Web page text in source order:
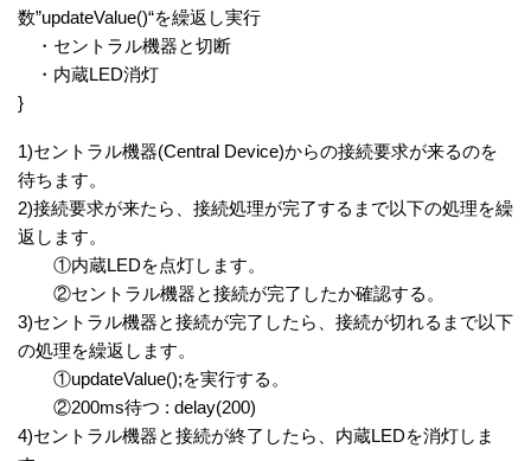
数”updateValue()“を繰返し実行
・セントラル機器と切断
・内蔵LED消灯
}
1)セントラル機器(Central Device)からの接続要求が来るのを
待ちます。
2)接続要求が来たら、接続処理が完了するまで以下の処理を繰
返します。
①内蔵LEDを点灯します。
②セントラル機器と接続が完了したか確認する。
3)セントラル機器と接続が完了したら、接続が切れるまで以下
の処理を繰返します。
①updateValue();を実行する。
②200ms待つ : delay(200)
4)セントラル機器と接続が終了したら、内蔵LEDを消灯しま